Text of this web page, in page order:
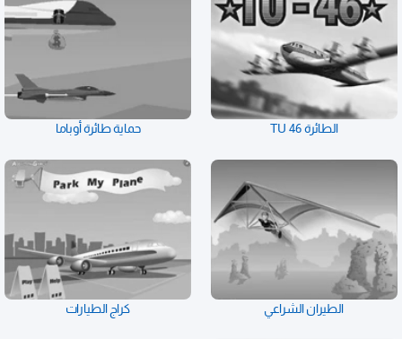
الطائرة TU 46 حماية طائرة أوباما
الطيران الشراعي كراج الطيارات